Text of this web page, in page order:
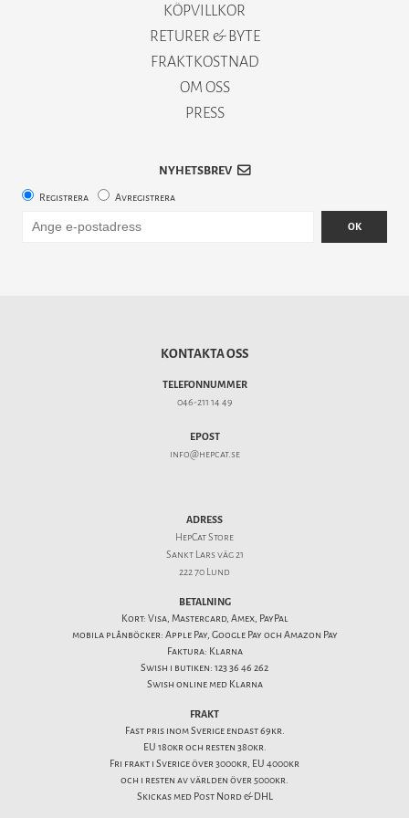
KÖPVILLKOR
RETURER & BYTE
FRAKTKOSTNAD
OM OSS
PRESS
NYHETSBREV
Registrera Avregistrera
OK
KONTAKTA OSS
TELEFONNUMMER
046-211 14 49
EPOST
info@hepcat.se
ADRESS
HepCat Store
Sankt Lars väg 21
222 70 Lund
BETALNING
Kort: Visa, Mastercard, Amex, PayPal
mobila plånböcker: Apple Pay, Google Pay och Amazon Pay
Faktura: Klarna
Swish i butiken: 123 36 46 262
Swish online med Klarna
FRAKT
Fast pris inom Sverige endast 69kr.
EU 180kr och resten 380kr.
Fri frakt i Sverige över 3000kr, EU 4000kr
och i resten av världen över 5000kr.
Skickas med Post Nord & DHL